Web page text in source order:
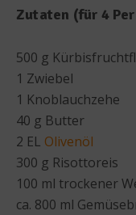
Zutaten (für 4
500 g
1 Zwiebel
1 Knoblauchzehe
40 g Butter
2 EL Olivenöl
300 g Risottoreis
100 ml trockener
ca. 800 ml